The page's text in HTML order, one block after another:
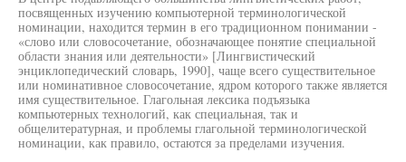
посвященных изучению компьютерной терминологической
номинации, находится термин в его традиционном понимании -
«слово или словосочетание, обозначающее понятие специальной
области знания или деятельности» [Лингвистический
энциклопедический словарь, 1990], чаще всего существительное
или номинативное словосочетание, ядром которого также является
имя существительное. Глагольная лексика подъязыка
компьютерных технологий, как специальная, так и
общелитературная, и проблемы глагольной терминологической
номинации, как правило, остаются за пределами изучения.